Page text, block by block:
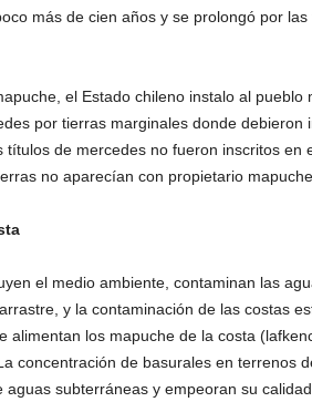
más de cien años y se prolongó por las
el Estado chileno instalo al pueblo
por tierras marginales donde debieron
de mercedes no fueron inscritos en
no aparecían con propietario mapuche.
el medio ambiente, contaminan las
y la contaminación de las costas
alimentan los mapuche de la costa
concentración de basurales en terrenos
subterráneas y empeoran su calidad